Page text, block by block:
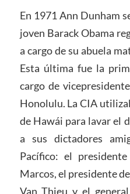
En 1971 Ann Dunham
joven Barack Obama
a cargo de su abuela
Esta última fue la
cargo de
Honolulu. La CIA
de Hawái para lavar el
a sus dictadores
Pacífico: el
Marcos, el presidente
Van Thieu y el